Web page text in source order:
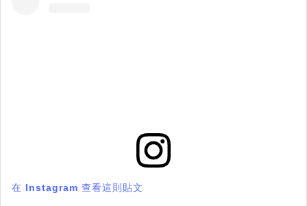
在 Instagram 查看這則貼文